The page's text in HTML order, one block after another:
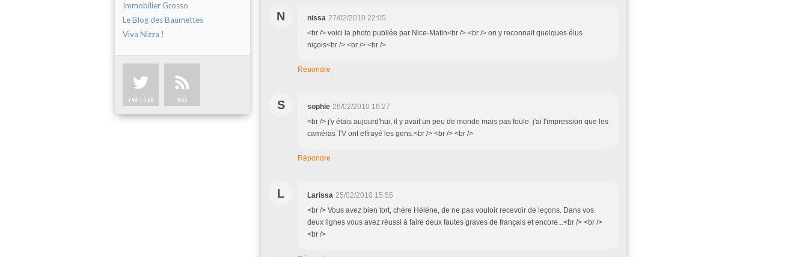
Immobilier Grosso
Le Blog des Baumettes
Viva Nizza !
TWITTER RSS
N nissa 27/02/2010 22:05
<br /> voici la photo publiée par Nice-Matin<br /> <br /> on y reconnait quelques élus
niçois<br /> <br /> <br />
Répondre
S sophie 26/02/2010 16:27
<br /> j'y étais aujourd'hui, il y avait un peu de monde mais pas foule. j'ai l'impression que les
caméras TV ont effrayé les gens.<br /> <br /> <br />
Répondre
L Larissa 25/02/2010 15:55
<br /> Vous avez bien tort, chère Hélène, de ne pas vouloir recevoir de leçons. Dans vos
deux lignes vous avez réussi à faire deux fautes graves de français et encore...<br /> <br />
<br />